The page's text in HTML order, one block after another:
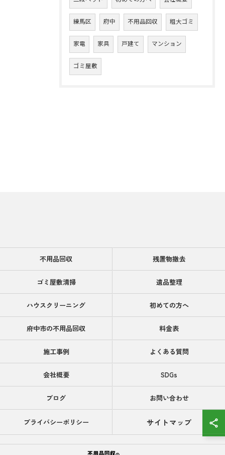
練馬区 府中 不用品回収 粗大ゴミ
家電 家具 戸建て マンション
ゴミ屋敷
不用品回収 残置物撤去
ゴミ屋敷清掃 遺品整理
ハウスクリーニング 初めての方へ
府中市の不用品回収 料金表
施工事例 よくある質問
会社概要 SDGs
ブログ お問い合わせ
プライバシーポリシー サイトマップ